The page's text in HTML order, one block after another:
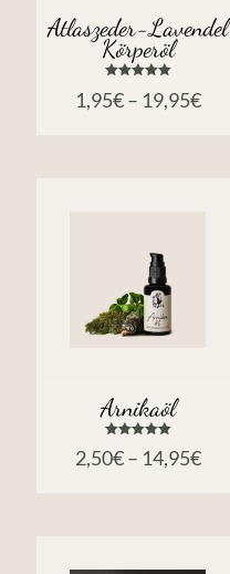
Atlaszeder-Lavendel
Körperöl
mit
1,95€– 19,95€
Arnikaöl
mit
2,50€– 14,95€